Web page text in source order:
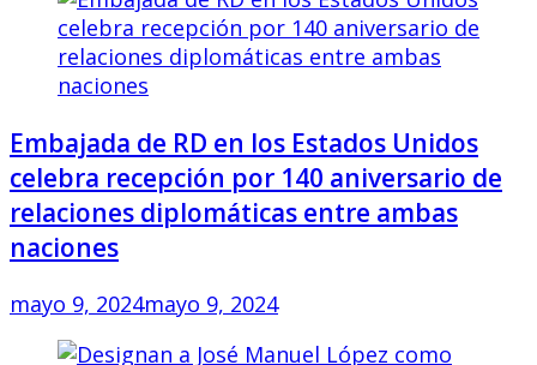
Embajada de RD en los Estados Unidos
celebra recepción por 140 aniversario de
relaciones diplomáticas entre ambas
naciones
mayo 9, 2024mayo 9, 2024